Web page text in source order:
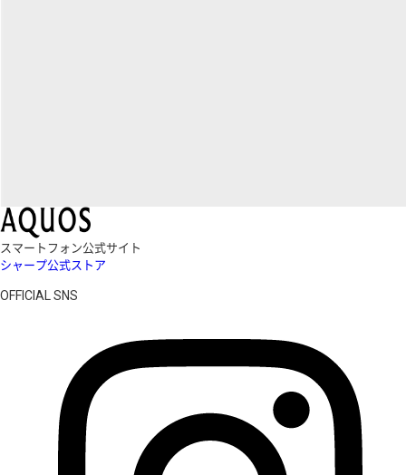
スマートフォン公式サイト
シャープ公式ストア
OFFICIAL SNS